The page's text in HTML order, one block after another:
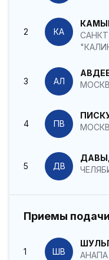
2 КА
3 АЛ
4 ПВ
5 ДВ
Приемы подачи
1 ШВ
АНАПА